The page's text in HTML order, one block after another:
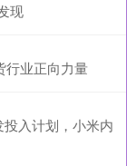
现
行业正向力量
入计划，小米内